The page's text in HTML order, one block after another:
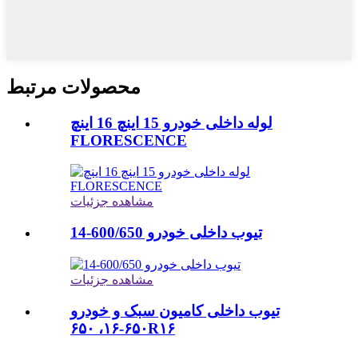
محصولات مرتبط
لوله داخلی خودرو 15 اینچ 16 اینچ
FLORESCENCE
مشاهده جزئیات
تیوب داخلی خودرو 600/650-14
مشاهده جزئیات
تیوب داخلی کامیون سبک و خودرو
۶۵۰-۱۶، ۶۵۰R۱۶